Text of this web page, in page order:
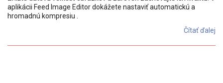
aplikácii Feed Image Editor dokážete nastaviť automatickú a
hromadnú kompresiu .
Čítať ďalej